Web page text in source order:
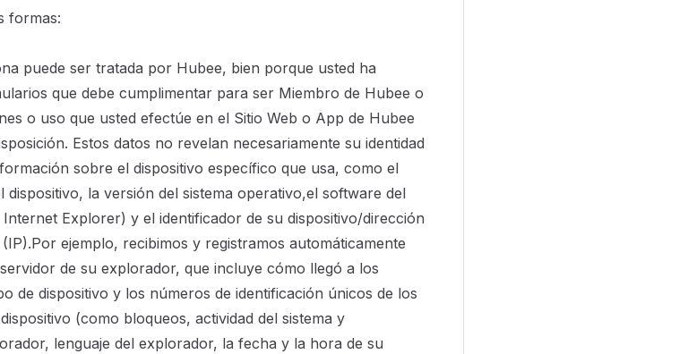
formas:
puede ser tratada por Hubee, bien porque usted ha
que debe cumplimentar para ser Miembro de Hubee o
o uso que usted efectúe en el Sitio Web o App de Hubee
Estos datos no revelan necesariamente su identidad
sobre el dispositivo específico que usa, como el
la versión del sistema operativo,el software del
Explorer) y el identificador de su dispositivo/dirección
ejemplo, recibimos y registramos automáticamente
de su explorador, que incluye cómo llegó a los
de dispositivo y los números de identificación únicos de los
(como bloqueos, actividad del sistema y
lenguaje del explorador, la fecha y la hora de su